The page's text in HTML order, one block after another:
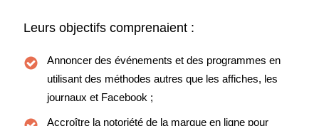
Leurs objectifs comprenaient :
Annoncer des événements et des programmes en
utilisant des méthodes autres que les affiches, les
journaux et Facebook ;
Accroître la notoriété de la marque en ligne pour